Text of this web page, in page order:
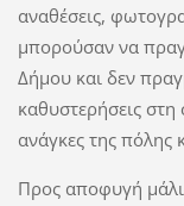
αναθέσεις,
μπορούσαν να
Δήμου και δεν
καθυστερήσεις
ανάγκες της πόλης
Προς αποφυγή